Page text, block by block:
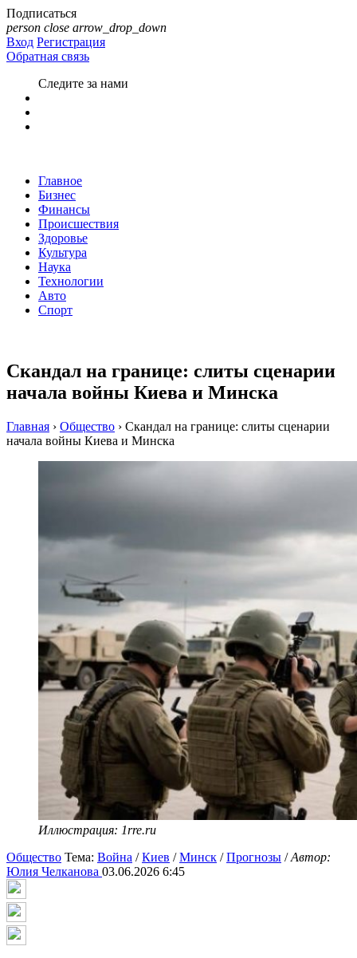
Подписаться
person close arrow_drop_down
Вход Регистрация
Обратная связь
Следите за нами
Главное
Бизнес
Финансы
Происшествия
Здоровье
Культура
Наука
Технологии
Авто
Спорт
Скандал на границе: слиты сценарии
начала войны Киева и Минска
Главная › Общество › Скандал на границе: слиты сценарии
начала войны Киева и Минска
Иллюстрация: 1rre.ru
Общество Тема: Война /Киев /Минск /Прогнозы /Автор:
Юлия Челканова 03.06.2026 6:45